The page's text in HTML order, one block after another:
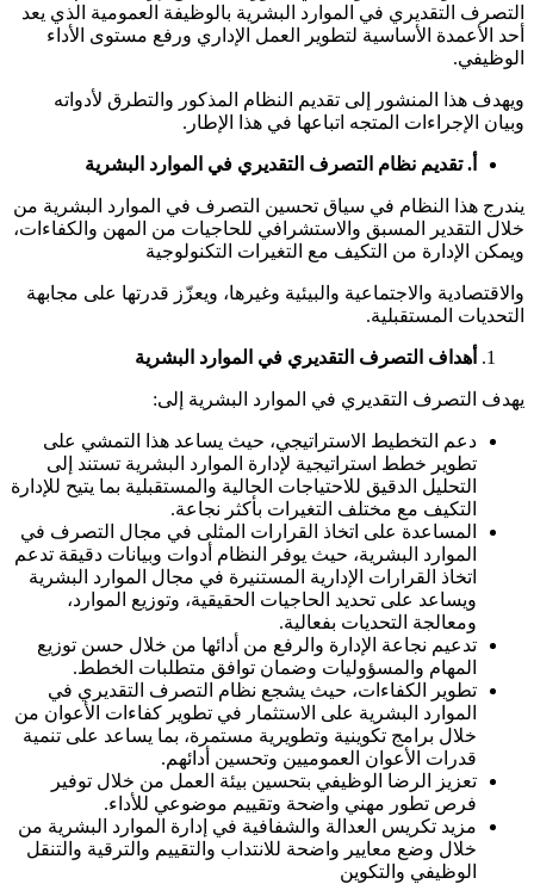
التصرف التقديري في الموارد البشرية بالوظيفة العمومية الذي يعد
أحد الأعمدة الأساسية لتطوير العمل الإداري ورفع مستوى الأداء
الوظيفي.
ويهدف هذا المنشور إلى تقديم النظام المذكور والتطرق لأدواته
وبيان الإجراءات المتجه اتباعها في هذا الإطار.
‌أ.تقديم نظام التصرف التقديري في الموارد البشرية
يندرج هذا النظام في سياق تحسين التصرف في الموارد البشرية من
خلال التقدير المسبق والاستشرافي للحاجيات من المهن والكفاءات،
ويمكن الإدارة من التكيف مع التغيرات التكنولوجية
والاقتصادية والاجتماعية والبيئية وغيرها، ويعزّز قدرتها على مجابهة
التحديات المستقبلية.
أهداف التصرف التقديري في الموارد البشرية
يهدف التصرف التقديري في الموارد البشرية إلى:
دعم التخطيط الاستراتيجي، حيث يساعد هذا التمشي على
تطوير خطط استراتيجية لإدارة الموارد البشرية تستند إلى
التحليل الدقيق للاحتياجات الحالية والمستقبلية بما يتيح للإدارة
التكيف مع مختلف التغيرات بأكثر نجاعة.
المساعدة على اتخاذ القرارات المثلى في مجال التصرف في
الموارد البشرية، حيث يوفر النظام أدوات وبيانات دقيقة تدعم
اتخاذ القرارات الإدارية المستنيرة في مجال الموارد البشرية
ويساعد على تحديد الحاجيات الحقيقية، وتوزيع الموارد،
ومعالجة التحديات بفعالية.
تدعيم نجاعة الإدارة والرفع من أدائها من خلال حسن توزيع
المهام والمسؤوليات وضمان توافق متطلبات الخطط.
تطوير الكفاءات، حيث يشجع نظام التصرف التقديري في
الموارد البشرية على الاستثمار في تطوير كفاءات الأعوان من
خلال برامج تكوينية وتطويرية مستمرة، بما يساعد على تنمية
قدرات الأعوان العموميين وتحسين أدائهم.
تعزيز الرضا الوظيفي بتحسين بيئة العمل من خلال توفير
فرص تطور مهني واضحة وتقييم موضوعي للأداء.
مزید تكريس العدالة والشفافية في إدارة الموارد البشرية من
خلال وضع معايير واضحة للانتداب والتقييم والترقية والتنقل
الوظيفي والتكوين